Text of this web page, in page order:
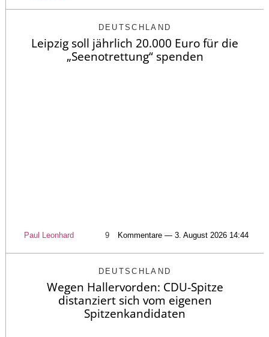
DEUTSCHLAND
Leipzig soll jährlich 20.000 Euro für die
„Seenotrettung“ spenden
Paul Leonhard 9 Kommentare — 3. August 2026 14:44
DEUTSCHLAND
Wegen Hallervorden: CDU-Spitze
distanziert sich vom eigenen
Spitzenkandidaten